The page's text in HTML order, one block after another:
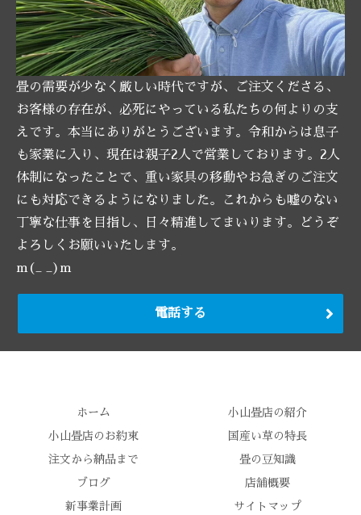
畳の需要が少なく厳しい時代ですが、ご注文くださる、
お客様の存在が、必死にやっている私たちの何よりの支
えです。本当にありがとうございます。令和からは息子
も家業に入り、現在は親子2人で営業しております。2人
体制になったことで、重い家具の移動やお急ぎのご注文
にも対応できるようになりました。これからも嘘のない
丁寧な仕事を目指し、日々精進してまいります。どうぞ
よろしくお願いいたします。
m(_ _)m
電話する
ホーム 小山畳店の紹介
小山畳店のお約束 国産い草の特長
注文から納品まで 畳の豆知識
ブログ 店舗概要
新事業計画 サイトマップ